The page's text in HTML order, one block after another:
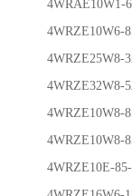
4WRAE10W1-
4WRZE10W6-
4WRZE25W8-
4WRZE32W8-
4WRZE10W8-
4WRZE10W8-
4WRZE10E-